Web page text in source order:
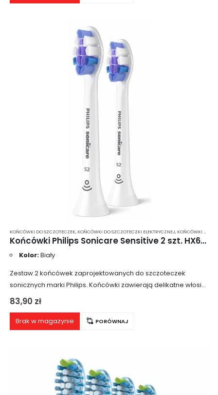
KOŃCÓWKI DO SZCZOTECZEK, KOŃCÓWKI DO SZCZOTECZKI ELEKTRYCZNEJ, KOŃCÓWKI DO SZCZOTECZKI ELEKTRYCZNEJ PHILIPS SONICARE
Końcówki Philips Sonicare Sensitive 2 szt. HX6052
Kolor:Biały
Zestaw 2 końcówek zaprojektowanych do szczoteczek
sonicznych marki Philips. Końcówki zawierają delikatne włosie,
idealne dla wrażliwych zębów lub odsłoniętych szyjek
zębowych. Doskonale czyszczą i docierają do najtrudniej
dostępnych miejsc.
83,90 zł
Brak w magazynie PORÓWNAJ